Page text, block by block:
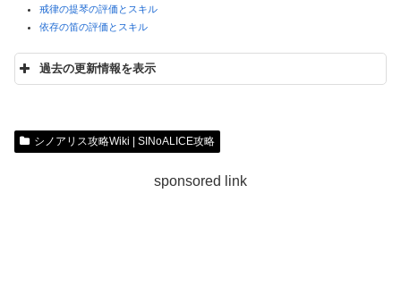
戒律の提琴の評価とスキル
依存の笛の評価とスキル
過去の更新情報を表示
孤独ノ化身イベントを攻略！
シノアリス攻略Wiki | SINoALICE攻略
sponsored link